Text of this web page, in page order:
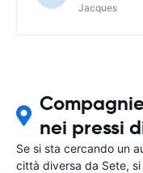
Jacques
nei pressi
Se si sta cercando un
città diversa da Sete,